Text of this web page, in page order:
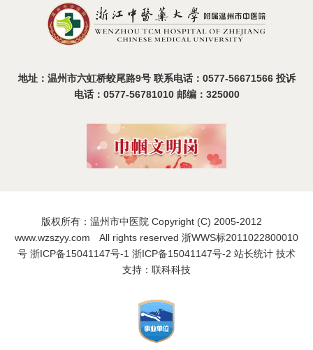
地址：温州市六虹桥蛟尾路9号 联系电话：0577-56671566 投诉
电话：0577-56781010 邮编：325000
版权所有：温州市中医院 Copyright (C) 2005-2012
www.wzszyy.com All rights reserved 浙WWS标2011022800010
号 浙ICP备15041147号-1 浙ICP备15041147号-2 站长统计 技术
支持：联科科技